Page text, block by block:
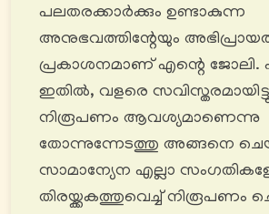
പലതരക്കാർക്കും ഉണ്ടാകുന്ന
അനുഭവത്തിന്റേയും
പ്രകാശനമാണ് എന്റെ ജോലി.
ഇതിൽ, വളരെ
നിരൂപണം ആവശ്യമാണെന്നു
തോന്നുന്നേടത്തു അങ്ങനെ
സാമാന്യേന എല്ലാ
തിരയ്ക്കകത്തുവെച്ച് നിരൂപണം